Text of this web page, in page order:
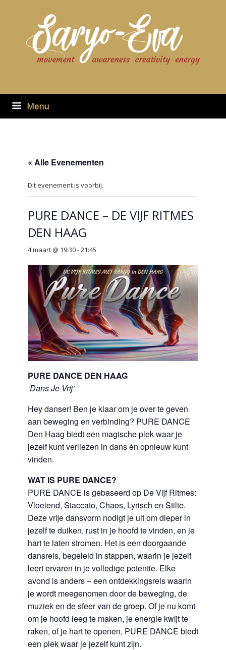
Menu
« Alle Evenementen
Dit evenement is voorbij.
PURE DANCE – DE VIJF RITMES
DEN HAAG
4 maart @ 19:30-21:45
PURE DANCE DEN HAAG
‘Dans Je Vrij’
Hey danser! Ben je klaar om je over te geven
aan beweging en verbinding? PURE DANCE
Den Haag biedt een magische plek waar je
jezelf kunt verliezen in dans én opnieuw kunt
vinden.
WAT IS PURE DANCE?
PURE DANCE is gebaseerd op De Vijf Ritmes:
Vloeiend, Staccato, Chaos, Lyrisch en Stilte.
Deze vrije dansvorm nodigt je uit om dieper in
jezelf te duiken, rust in je hoofd te vinden, en je
hart te laten stromen. Het is een doorgaande
dansreis, begeleid in stappen, waarin je jezelf
leert ervaren in je volledige potentie. Elke
avond is anders – een ontdekkingsreis waarin
je wordt meegenomen door de beweging, de
muziek en de sfeer van de groep. Of je nu komt
om je hoofd leeg te maken, je energie kwijt te
raken, of je hart te openen, PURE DANCE biedt
een plek waar je jezelf kunt zijn.